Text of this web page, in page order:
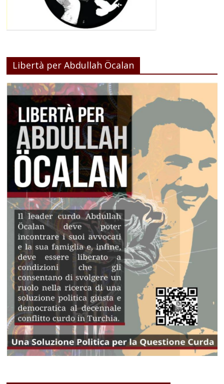
Libertà per Abdullah Öcalan